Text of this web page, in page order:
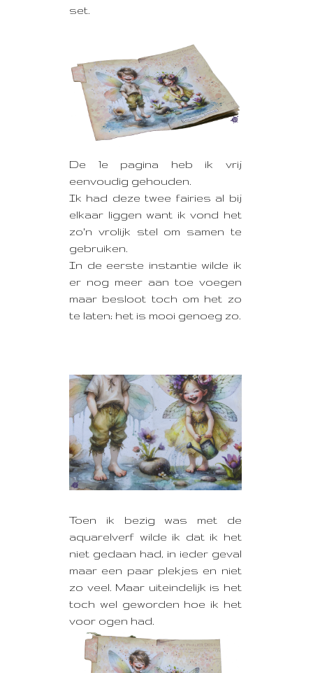
set.
De 1e pagina heb ik vrij
eenvoudig gehouden.
Ik had deze twee fairies al bij
elkaar liggen want ik vond het
zo'n vrolijk stel om samen te
gebruiken.
In de eerste instantie wilde ik
er nog meer aan toe voegen
maar besloot toch om het zo
te laten; het is mooi genoeg zo.
Toen ik bezig was met de
aquarelverf wilde ik dat ik het
niet gedaan had, in ieder geval
maar een paar plekjes en niet
zo veel. Maar uiteindelijk is het
toch wel geworden hoe ik het
voor ogen had.